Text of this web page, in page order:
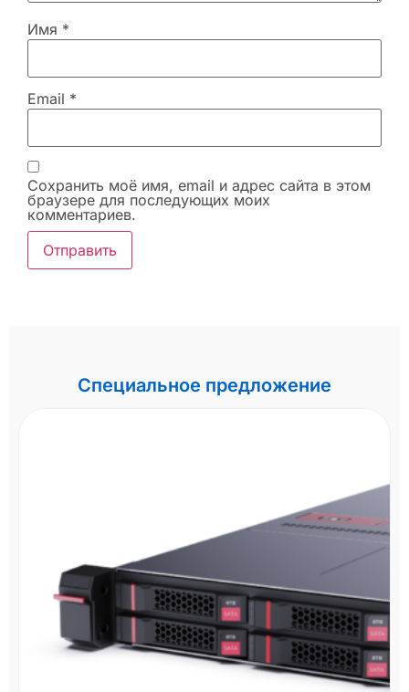
Имя *
Email *
Сохранить моё имя, email и адрес сайта в этом
браузере для последующих моих
комментариев.
Специальное предложение